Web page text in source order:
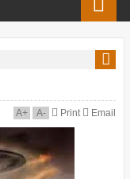
A+ A- Print Email